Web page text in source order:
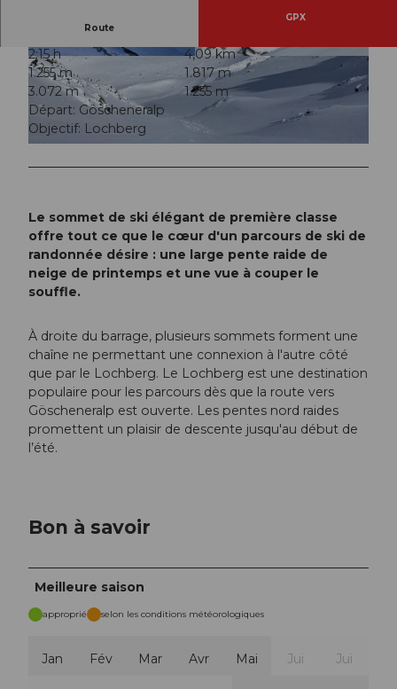
© Andermatt-Urserntal Tourismus GmbH, Ferie
nregion Andermatt
© Andermatt-Urserntal Tourismus GmbH, Ferie
nregion Andermatt
Route
GPX
2:15 h
4,09 km
1.255 m
1.817 m
3.072 m
1.255 m
Départ: Göscheneralp
Objectif: Lochberg
Le sommet de ski élégant de première classe
offre tout ce que le cœur d'un parcours de ski de
randonnée désire : une large pente raide de
neige de printemps et une vue à couper le
souffle.
À droite du barrage, plusieurs sommets forment une
chaîne ne permettant une connexion à l'autre côté
que par le Lochberg. Le Lochberg est une destination
populaire pour les parcours dès que la route vers
Göscheneralp est ouverte. Les pentes nord raides
promettent un plaisir de descente jusqu'au début de
l’été.
Bon à savoir
Meilleure saison
approprié selon les conditions météorologiques
Jan Fév Mar Avr Mai Jui Jui